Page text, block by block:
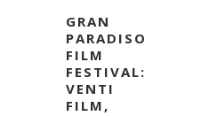
GRAN
PARADISO
FILM
FESTIVAL:
VENTI
FILM,